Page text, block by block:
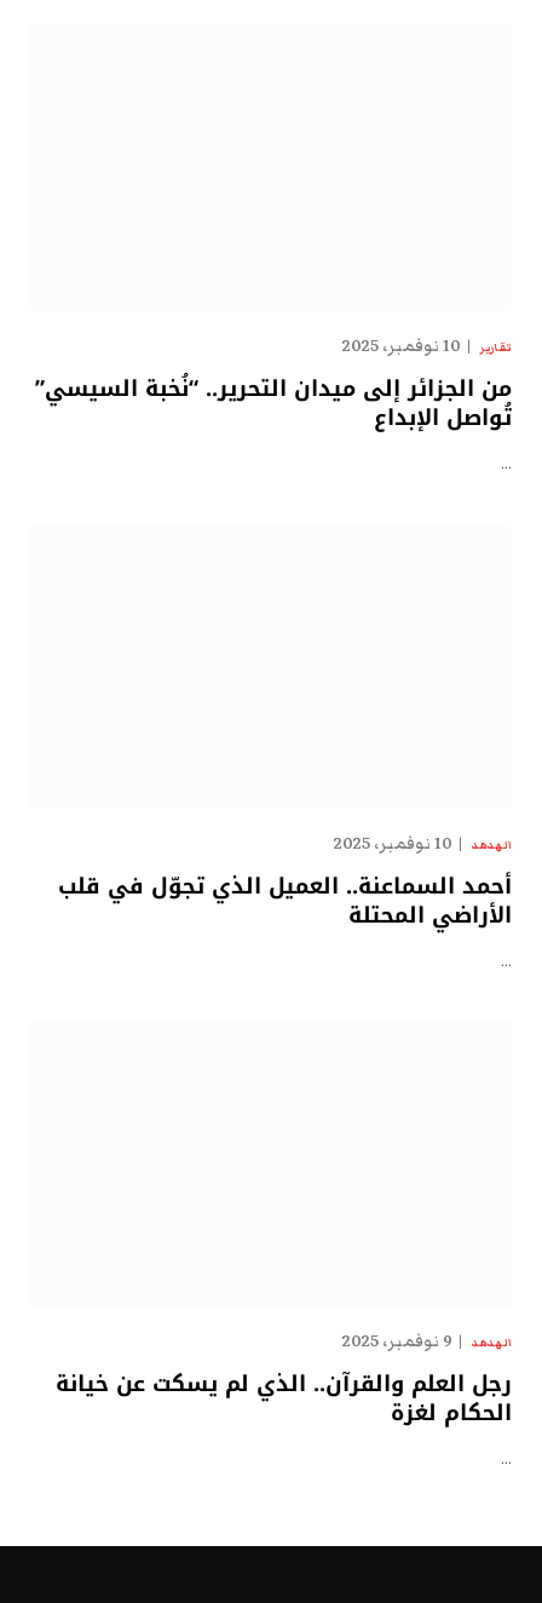
تقارير 10 نوفمبر، 2025
من الجزائر إلى ميدان التحرير.. “نُخبة السيسي”
تُواصل الإبداع
…
الهدهد 10 نوفمبر، 2025
أحمد السماعنة.. العميل الذي تجوّل في قلب
الأراضي المحتلة
…
الهدهد 9 نوفمبر، 2025
رجل العلم والقرآن.. الذي لم يسكت عن خيانة
الحكام لغزة
…